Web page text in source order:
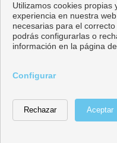
Utilizamos cookies propias
experiencia en nuestra
necesarias para el
podrás configurarlas o
información en la página de
Configurar